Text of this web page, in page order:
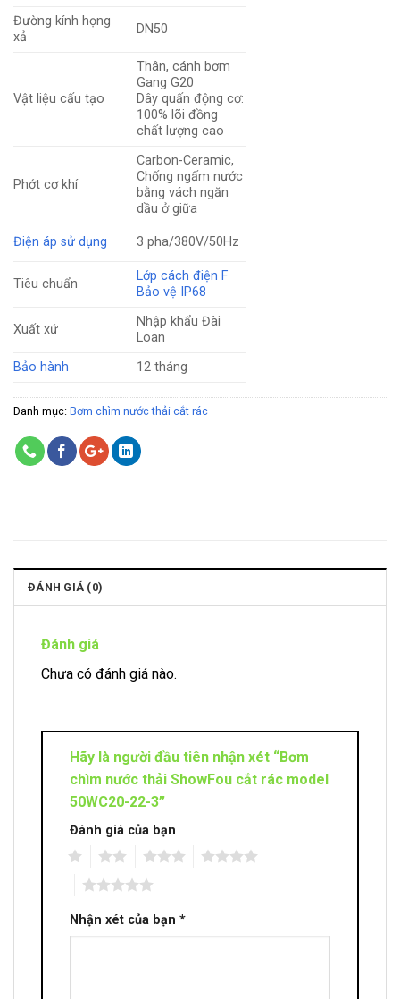
Đường kính họng
xả
DN50
Vật liệu cấu tạo
Thân, cánh bơm
Gang G20
Dây quấn động cơ:
100% lõi đồng
chất lượng cao
Phớt cơ khí
Carbon-Ceramic,
Chống ngấm nước
bằng vách ngăn
dầu ở giữa
Điện áp sử dụng 3 pha/380V/50Hz
Tiêu chuẩn
Lớp cách điện F
Bảo vệ IP68
Xuất xứ
Nhập khẩu Đài
Loan
Bảo hành
12 tháng
Danh mục: Bơm chìm nước thải cắt rác
ĐÁNH GIÁ (0)
Đánh giá
Chưa có đánh giá nào.
Hãy là người đầu tiên nhận xét “Bơm
chìm nước thải ShowFou cắt rác model
50WC20-22-3”
Đánh giá của bạn
Nhận xét của bạn *